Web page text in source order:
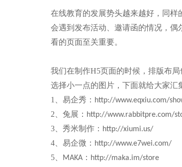
在线教育的发展势头越来越好，同
会遇到发布活动、邀请函的情况，
看的页面至关重要。
我们在制作H5页面的时候，排版布
选择小一点的图片，下面就给大家汇
1、易企秀： http://www.eqxiu.com/
2、兔展： http://www.rabbitpre.com/
3、秀米制作： http://xiumi.us/
4、易企微： http://www.e7wei.com/
5、 MAKA ： http://maka.im/store